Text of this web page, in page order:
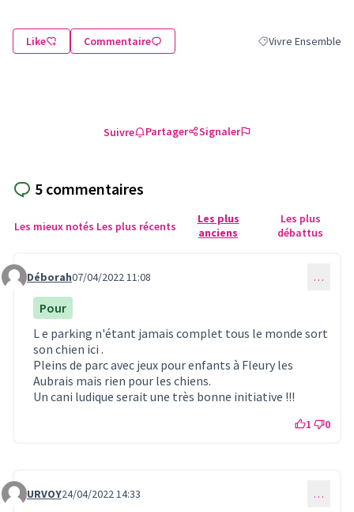
Like Commentaire Filtrer les résultats
Vivre Ensemble
Suivre Partager Signaler
5 commentaires
Les mieux notés Les plus récents
Les plus
anciens
Les plus
débattus
Commentaire 613
Déborah07/04/2022 11:08 …
Pour
L e parking n'étant jamais complet tous le monde sort
son chien ici .
Pleins de parc avec jeux pour enfants à Fleury les
Aubrais mais rien pour les chiens.
Un cani ludique serait une très bonne initiative !!!
1 0
Commentaire 615
URVOY24/04/2022 14:33 …